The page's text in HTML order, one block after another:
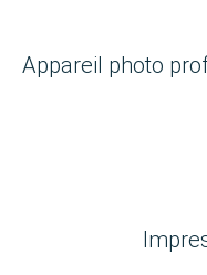
Appareil photo